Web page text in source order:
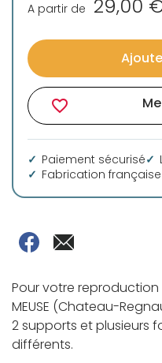
A partir de 29,00
favorite_border
Paiement sécurisé
Fabrication
Pour votre reproduction
MEUSE (Chateau-
2 supports et plusieurs
différents.